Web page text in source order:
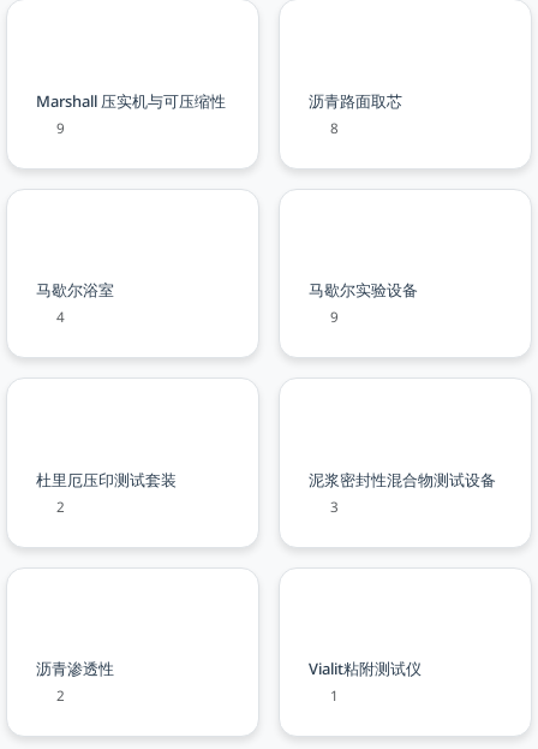
Marshall 压实机与可压缩性
9
沥青路面取芯
8
马歇尔浴室
4
马歇尔实验设备
9
杜里厄压印测试套装
2
泥浆密封性混合物测试设备
3
沥青渗透性
2
Vialit粘附测试仪
1